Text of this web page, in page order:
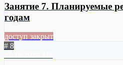
Занятие 7. Планируемые
годам
доступ закрыт
# 8